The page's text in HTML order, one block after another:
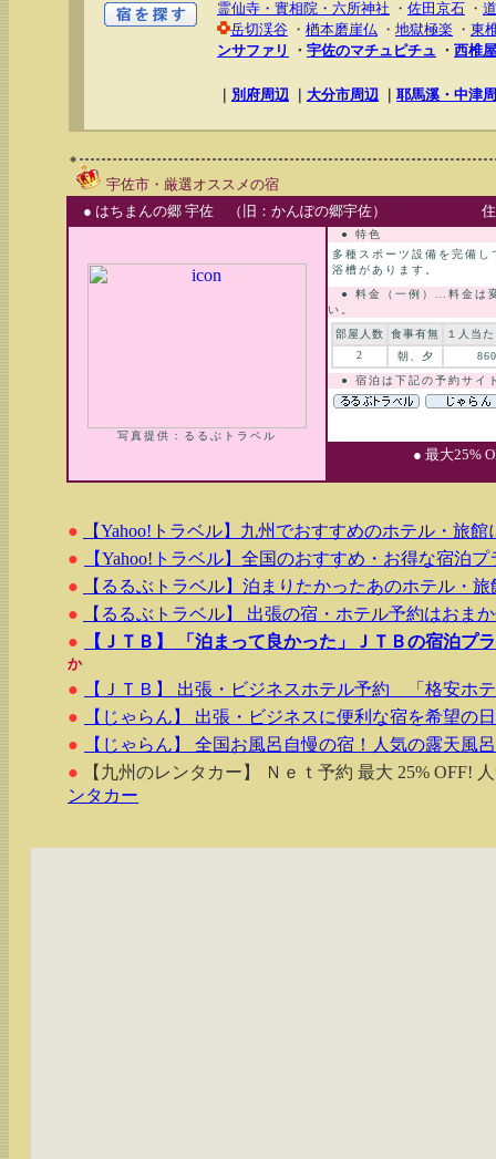
霊仙寺・實相院・六所神社 ・ 佐田京石 ・
岳切渓谷 ・ 楢本磨崖仏 ・ 地獄極楽 ・ 東
ンサファリ
・ 宇佐のマチュピチュ ・ 西椎
別府周辺 大分市周辺 耶馬溪・中津
宇佐市・厳選オススメの宿
● はちまんの郷 宇佐 （旧：かんぽの郷宇佐）
写真提供：るるぶトラベル
● 特色
多種スポーツ設備を完備
浴槽があります。
● 料金（一例）…料金は変
い。
部屋人数
食事有無
１人当
2
朝、夕
● 宿泊は下記の予約サイ
● 最大25%
●
【Yahoo!トラベル】九州でおすすめのホテル・旅館
●
【Yahoo!トラベル】全国のおすすめ・お得な宿泊プ
●
【るるぶトラベル】泊まりたかったあのホテル・旅
●
【るるぶトラベル】 出張の宿・ホテル予約はおま
●
【ＪＴＢ】 「泊まって良かった」ＪＴＢの宿泊プ
か
●
【ＪＴＢ】 出張・ビジネスホテル予約 「格安ホ
●
【じゃらん】 出張・ビジネスに便利な宿を希望の
●
【じゃらん】 全国お風呂自慢の宿！人気の露天風
● 【九州のレンタカー】 Ｎｅｔ予約 最大 25% OFF!
ンタカー